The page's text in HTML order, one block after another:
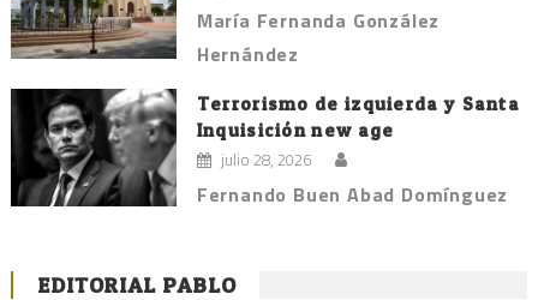
María Fernanda González
Hernández
Terrorismo de izquierda y Santa
Inquisición new age
julio 28, 2026
Fernando Buen Abad Domínguez
EDITORIAL PABLO